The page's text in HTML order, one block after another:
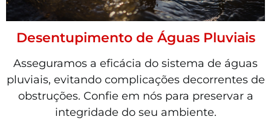
Desentupimento de Águas Pluviais
Asseguramos a eficácia do sistema de águas
pluviais, evitando complicações decorrentes de
obstruções. Confie em nós para preservar a
integridade do seu ambiente.